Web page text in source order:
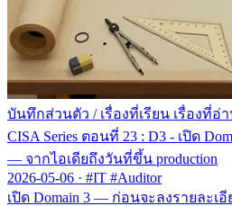
บันทึกส่วนตัว / เรื่องที่เรียน เรื่องที่อ่
CISA Series ตอนที่ 23 : D3 - เปิด
— จากไอเดียถึงวันที่ขึ้น production
2026-05-06 · #IT #Auditor
เปิด Domain 3 — ก่อนจะลงรายละเอี